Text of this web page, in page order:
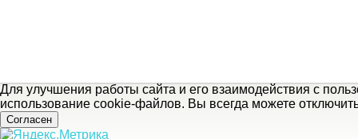
Для улучшения работы сайта и его взаимодействия с
использование cookie-файлов. Вы всегда можете
Согласен